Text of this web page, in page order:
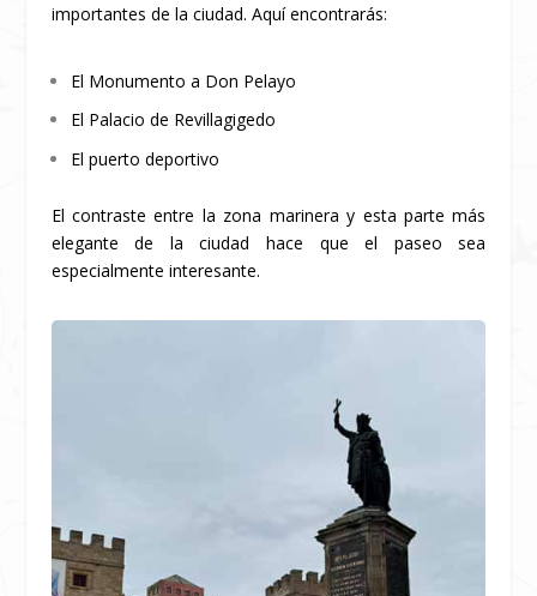
importantes de la ciudad. Aquí encontrarás:
El Monumento a Don Pelayo
El Palacio de Revillagigedo
El puerto deportivo
El contraste entre la zona marinera y esta parte más
elegante de la ciudad hace que el paseo sea
especialmente interesante.